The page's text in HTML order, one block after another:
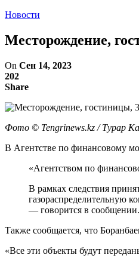
Новости
Месторождение,
On Сен 14, 2023
202
Share
Фото ©️ Tengrinews.kz / Турар
В Агентстве по финансовому
«Агентством по
В рамках следствия
газораспределительную
— говорится в сообщении.
Также сообщается, что
«Все эти объекты будут